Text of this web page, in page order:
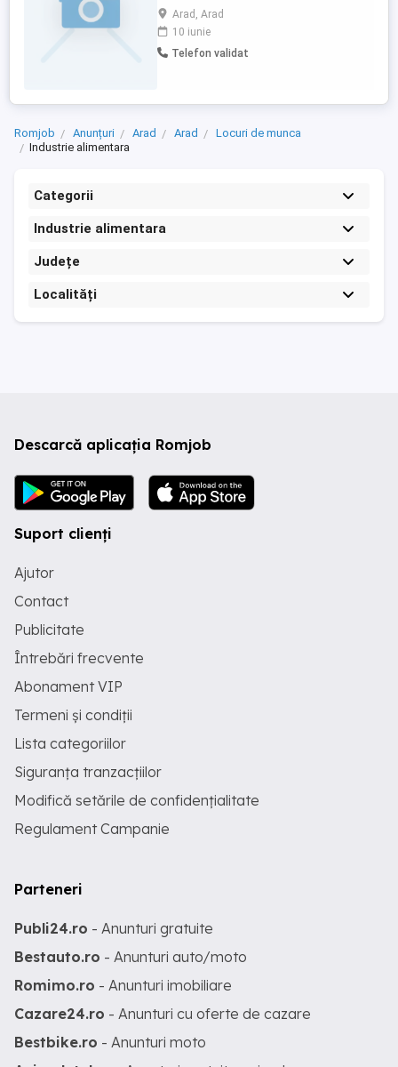
Arad, Arad
10 iunie
Telefon validat
Romjob Anunțuri Arad Arad
Locuri de munca
Industrie alimentara
Categorii
Industrie alimentara
Județe
Localități
Descarcă aplicația Romjob
Suport clienți
Ajutor
Contact
Publicitate
Întrebări frecvente
Abonament VIP
Termeni și condiții
Lista categoriilor
Siguranța tranzacțiilor
Modifică setările de confidențialitate
Regulament Campanie
Parteneri
Publi24.ro - Anunturi gratuite
Bestauto.ro - Anunturi auto/moto
Romimo.ro - Anunturi imobiliare
Cazare24.ro - Anunturi cu oferte de cazare
Bestbike.ro - Anunturi moto